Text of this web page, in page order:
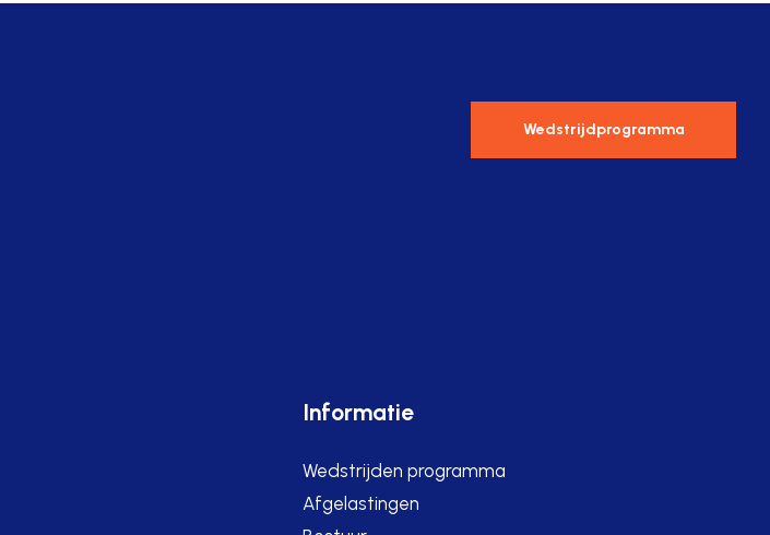
Wedstrijdprogramma
Informatie
Wedstrijden programma
Afgelastingen